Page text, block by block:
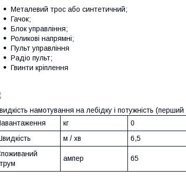
Металевий трос або синтетичний;
Гачок;
Блок управління;
Роликові напрямні;
Пульт управління
Радіо пульт;
Гвинти кріплення
намотування на лебідку і потужність
кг 0
м / хв 6,5
ампер 65